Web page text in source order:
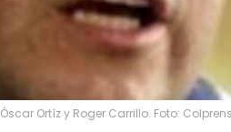
Óscar Ortíz y Roger Carrillo. Foto: